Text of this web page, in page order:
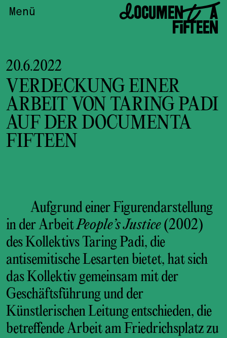
Menü DOCUMENTA
FIFTEEN
20.6.2022
VERDECKUNG EINER
ARBEIT VON TARING PADI
AUF DER DOCUMENTA
FIFTEEN
Aufgrund einer Figurendarstellung
in der ArbeitPeople’s Justice(2002)
des Kollektivs Taring Padi, die
antisemitische Lesarten bietet, hat sich
das Kollektiv gemeinsam mit der
Geschäftsführung und der
Künstlerischen Leitung entschieden, die
betreffende Arbeit am Friedrichsplatz zu